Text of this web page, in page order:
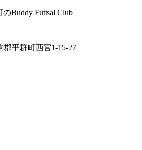
郡平群町西宮1-15-27